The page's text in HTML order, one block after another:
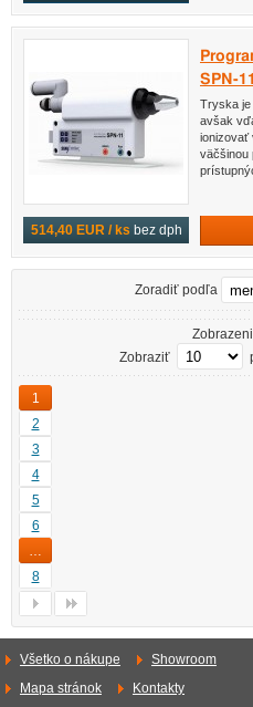
514,40 EUR / ks bez dph
SPN-11
Tryska je
avšak
ionizovať
väčšinou
Zoradiť podľa
Zobraziť
1
2
3
4
5
6
8
Všetko o nákupe
Showroom
Mapa stránok
Kontakty